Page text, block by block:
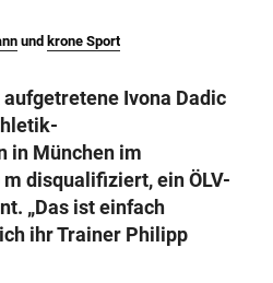
Co KG 2026
und krone Sport
Ivona Dadic
in München im
disqualifiziert, ein ÖLV-
„Das ist einfach
ihr Trainer Philipp